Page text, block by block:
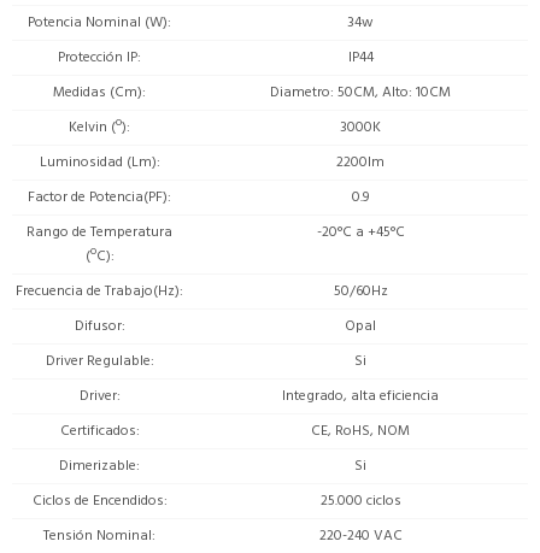
Potencia Nominal (W)
34w
Protección IP
IP44
Medidas (Cm)
Diametro: 50CM, Alto: 10CM
Kelvin (º)
3000K
Luminosidad (Lm)
2200lm
Factor de Potencia(PF)
0.9
Rango de Temperatura
(ºC)
-20°C a +45°C
Frecuencia de Trabajo(Hz)
50/60Hz
Difusor
Opal
Driver Regulable
Si
Driver
Integrado, alta eficiencia
Certificados
CE, RoHS, NOM
Dimerizable
Si
Ciclos de Encendidos
25.000 ciclos
Tensión Nominal
220-240 VAC